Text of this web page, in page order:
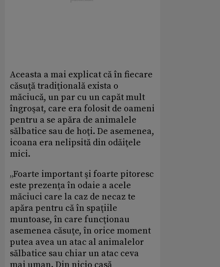
Aceasta a mai explicat că în fiecare
căsuţă tradiţională exista o
măciucă, un par cu un capăt mult
îngroşat, care era folosit de oameni
pentru a se apăra de animalele
sălbatice sau de hoţi. De asemenea,
icoana era nelipsită din odăiţele
mici.
„Foarte important şi foarte pitoresc
este prezenţa în odaie a acele
măciuci care la caz de necaz te
apăra pentru că în spaţiile
muntoase, în care funcţionau
asemenea căsuţe, în orice moment
putea avea un atac al animalelor
sălbatice sau chiar un atac ceva